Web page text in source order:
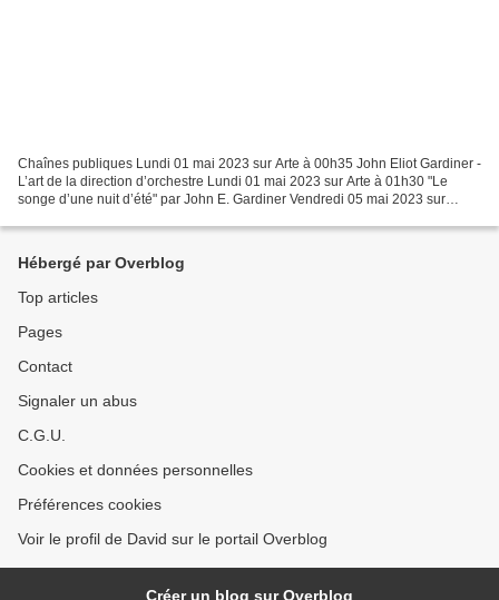
Chaînes publiques Lundi 01 mai 2023 sur Arte à 00h35 John Eliot Gardiner -
L’art de la direction d’orchestre Lundi 01 mai 2023 sur Arte à 01h30 "Le
songe d’une nuit d’été" par John E. Gardiner Vendredi 05 mai 2023 sur
Hébergé par Overblog
Top articles
Pages
Contact
Signaler un abus
C.G.U.
Cookies et données personnelles
Préférences cookies
Voir le profil de David sur le portail Overblog
Créer un blog sur Overblog